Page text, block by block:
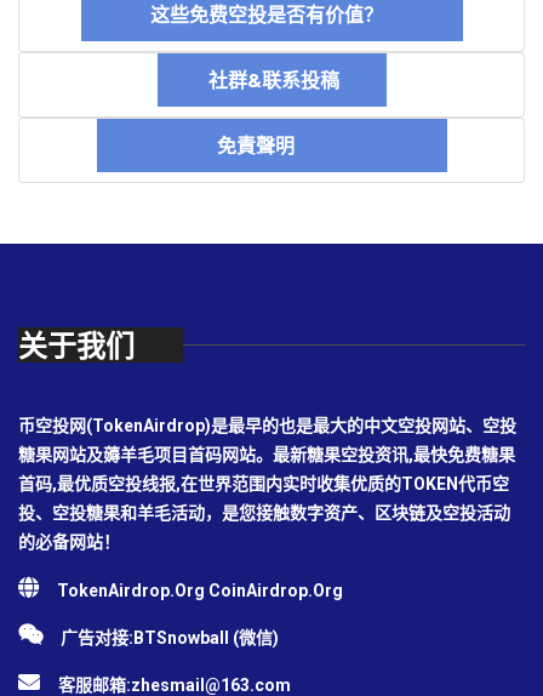
这些免费空投是否有价值？
社群&联系投稿
免責聲明
关于我们
币空投网(TokenAirdrop)是最早的也是最大的中文空投网站、空投
糖果网站及薅羊毛项目首码网站。最新糖果空投资讯,最快免费糖果
首码,最优质空投线报,在世界范围内实时收集优质的TOKEN代币空
投、空投糖果和羊毛活动，是您接触数字资产、区块链及空投活动
的必备网站！
TokenAirdrop.Org CoinAirdrop.Org
广告对接:BTSnowball (微信)
客服邮箱:zhesmail@163.com